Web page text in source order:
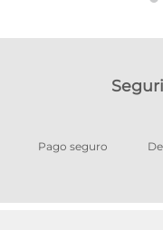
Pago seguro